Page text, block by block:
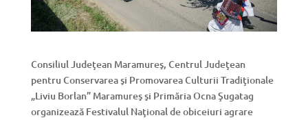
Consiliul Judeţean Maramureş, Centrul Judeţean
pentru Conservarea şi Promovarea Culturii Tradiţionale
„Liviu Borlan” Maramureş şi Primăria Ocna Şugatag
organizează Festivalul Naţional de obiceiuri agrare